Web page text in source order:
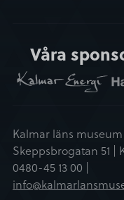
Våra
Kalmar läns
Skeppsbrogatan 51 |
0480-45 13 00 |